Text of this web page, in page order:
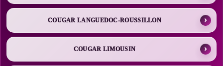
COUGAR LANGUEDOC-ROUSSILLON
COUGAR LIMOUSIN